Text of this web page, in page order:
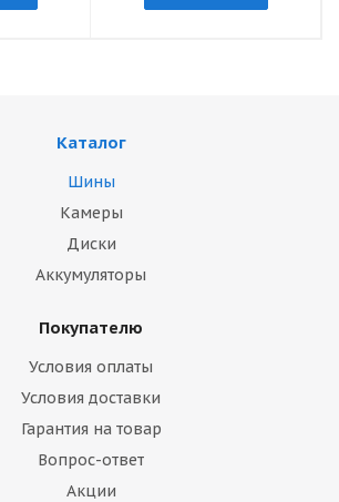
Каталог
Шины
Камеры
Диски
Аккумуляторы
Покупателю
Условия оплаты
Условия доставки
Гарантия на товар
Вопрос-ответ
Акции